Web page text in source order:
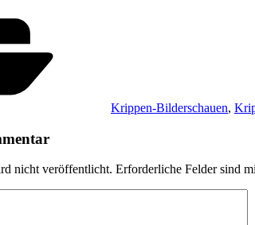
Krippen-Bilderschauen,
nicht veröffentlicht. Erforderliche Felder sind